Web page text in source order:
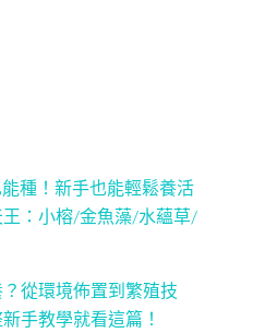
種！新手也能輕鬆養活
：小榕/金魚藻/水蘊草/
從環境佈置到繁殖技
手教學就看這篇！